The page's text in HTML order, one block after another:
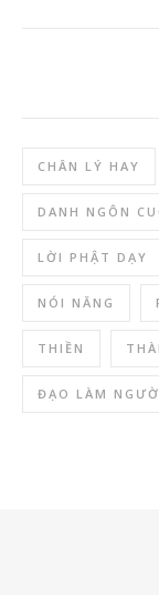
CHÂN LÝ HAY
DANH NGÔN
LỜI PHẬT DẠY
NÓI NĂNG
THIỀN
ĐẠO LÀM